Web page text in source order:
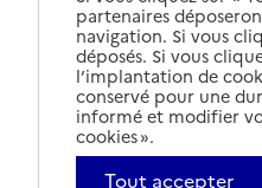
partenaires
navigation. Si vous
déposés. Si vous
l’implantation de
conservé pour une
informé et modifier
cookies ».
Tout accepter